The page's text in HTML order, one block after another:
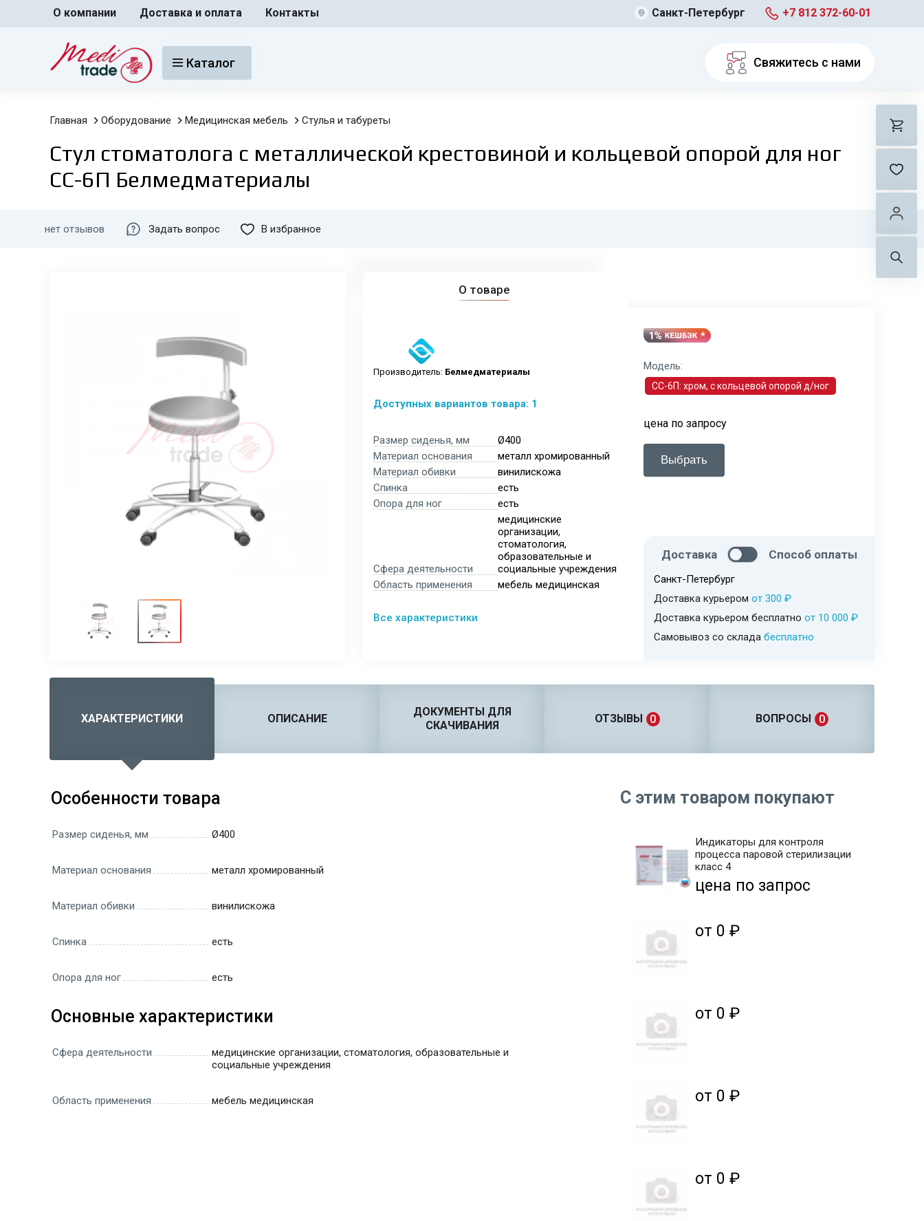
О компании Доставка и оплата Контакты Санкт-Петербург +7 812 372-60-01
Каталог Свяжитесь с нами
Главная Оборудование Медицинская мебель Стулья и табуреты
Стул стоматолога с металлической крестовиной и кольцевой опорой для ног
СС-6П Белмедматериалы
нет отзывов Задать вопрос В избранное
О товаре
Производитель: Белмедматериалы
Доступных вариантов товара: 1
Размер сиденья, мм
Ø400
Материал основания
металл хромированный
Материал обивки
винилискожа
Спинка
есть
Опора для ног
есть
Сфера деятельности
медицинские
организации,
стоматология,
образовательные и
социальные учреждения
Область применения
мебель медицинская
Все характеристики
Модель:
СС-6П: хром, с кольцевой опорой д/ног
цена по запросу
Выбрать
Доставка Способ оплаты
Санкт-Петербург
Доставка курьером от 300 ₽
Доставка курьером бесплатно от 10 000 ₽
Самовывоз со склада бесплатно
ХАРАКТЕРИСТИКИ ОПИСАНИЕ
ДОКУМЕНТЫ ДЛЯ
СКАЧИВАНИЯ
ОТЗЫВЫ 0 ВОПРОСЫ 0
Особенности товара
Размер сиденья, мм Ø400
Материал основания металл хромированный
Материал обивки винилискожа
Спинка есть
Опора для ног есть
Основные характеристики
Сфера деятельности
медицинские организации, стоматология, образовательные и
социальные учреждения
Область применения мебель медицинская
С этим товаром покупают
Индикаторы для контроля
процесса паровой стерилизации
класс 4
цена по запрос
от 0 ₽
от 0 ₽
от 0 ₽
от 0 ₽